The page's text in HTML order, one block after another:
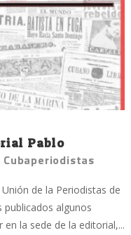
Pablo
Cubaperiodistas
de la Periodistas de
publicados algunos
la sede de la editorial,...